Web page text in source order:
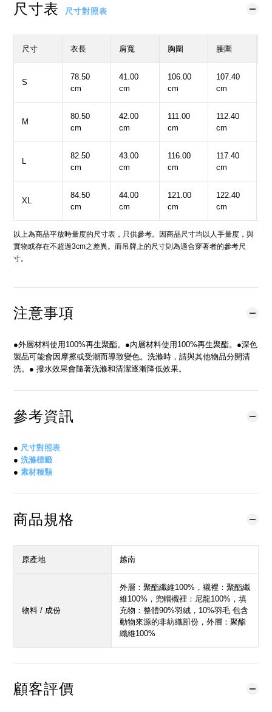
尺寸表 尺寸對照表
尺寸 衣長 肩寬 胸圍 腰圍
S
78.50
cm
41.00
cm
106.00
cm
107.40
cm
M
80.50
cm
42.00
cm
111.00
cm
112.40
cm
L
82.50
cm
43.00
cm
116.00
cm
117.40
cm
XL
84.50
cm
44.00
cm
121.00
cm
122.40
cm
以上為商品平放時量度的尺寸表，只供參考。因商品尺寸均以人手量度，與
實物或存在不超過3cm之差異。而吊牌上的尺寸則為適合穿著者的參考尺
寸。
注意事項
●外層材料使用100%再生聚酯。●內層材料使用100%再生聚酯。●深色
製品可能會因摩擦或受潮而導致變色。洗滌時，請與其他物品分開清
洗。● 撥水效果會隨著洗滌和清潔逐漸降低效果。
參考資訊
● 尺寸對照表
● 洗滌標籤
● 素材種類
商品規格
原產地 越南
物料 / 成份
外層：聚酯纖維100%，襯裡：聚酯纖
維100%，兜帽襯裡：尼龍100%，填
充物：整體90%羽絨，10%羽毛 包含
動物來源的非紡織部份，外層：聚酯
纖維100%
顧客評價